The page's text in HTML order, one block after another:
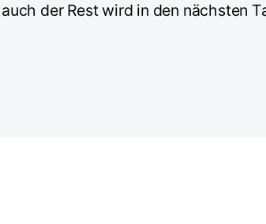
der Rest wird in den nächsten